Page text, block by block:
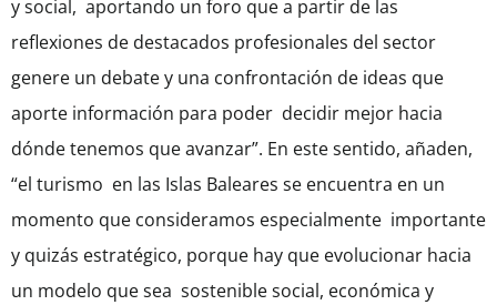
y social, aportando un foro que a partir de las
reflexiones de destacados profesionales del sector
genere un debate y una confrontación de ideas que
aporte información para poder decidir mejor hacia
dónde tenemos que avanzar”. En este sentido, añaden,
“el turismo en las Islas Baleares se encuentra en un
momento que consideramos especialmente importante
y quizás estratégico, porque hay que evolucionar hacia
un modelo que sea sostenible social, económica y